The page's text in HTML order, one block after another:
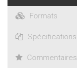
Formats
Spécifications
Commentaires